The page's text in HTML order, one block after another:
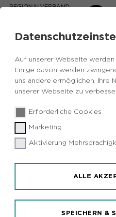
Auf unserer Webseite
Einige davon werden
uns andere ermöglichen, Ihre
unserer Webseite zu
Erforderliche Cookies
Marketing
Aktivierung
ALLE
SPEICHERN &
Zurück
Berufseinstieg für
fördern: RVR-
Engagement bei der
JOBLINGE im